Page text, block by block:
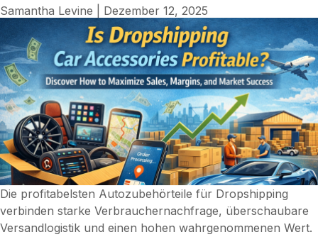
Samantha Levine Dezember 12, 2025
Die profitabelsten Autozubehörteile für Dropshipping
verbinden starke Verbrauchernachfrage, überschaubare
Versandlogistik und einen hohen wahrgenommenen Wert.